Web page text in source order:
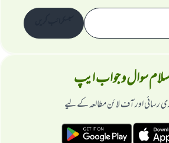
سوال و جواب ایپ
رسائی اور آف لائن مطالعہ کے لیے